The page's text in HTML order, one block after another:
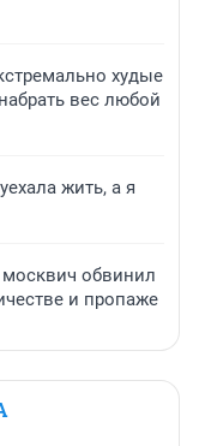
худые
вес любой
жить, а я
москвич обвинил
и пропаже